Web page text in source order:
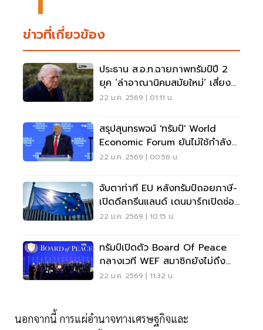
ข่าวที่เกี่ยวข้อง
ประธาน ส.อ.ท.ฉายภาพทรัมป์ปี 2
ยุค ‘ล่าอาณานิคมสมัยใหม่’ เสี่ยง
เกิดสงครามจริง
22 ม.ค. 2569 | 01:11 น.
สรุปสุนทรพจน์ 'ทรัมป์' World
Economic Forum ยันไม่ใช้กำลัง
ยึดกรีนแลนด์
22 ม.ค. 2569 | 00:56 น.
จับตาท่าที EU หลังทรัมป์ถอยภาษี-
เปิดดีลกรีนแลนด์ เดนมาร์กเปิดช่อง
เจรจา
22 ม.ค. 2569 | 10:15 น.
ทรัมป์เปิดตัว Board Of Peace
กลางเวที WEF สมาชิกยังไม่ถึง
20 ชาติ
22 ม.ค. 2569 | 11:32 น.
นอกจากนี้ การแผ่อำนาจทางเศรษฐกิจและ